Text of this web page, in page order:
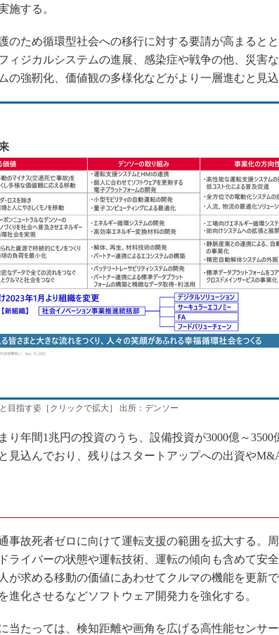
インダストリー4.0
イノベーション
製造業ビッグデータ
メイドインジャパン
海外生産
グローバル設計・開発
制御セキュリティ
新型コロナへの対応
施する。
のため循環型社会への移行に対する要請が高まると
ィジカルシステムの進展、感染症や戦争の他、災害
の強靭化、価値観の多様化などがより一層進むと見込
目指す姿［クリックで拡大］ 出所：デンソー
り年間1兆円の投資のうち、設備投資が3000億～3500
見込んでおり、残りはスタートアップへの出資や
事故死者ゼロに向けて運転支援の範囲を拡大する。
ライバーの状態や運転技術、運転の傾向も含めて安
が求める移動の価値にあわせてクルマの機能を更新で
進化させるなどソフトウェア開発力を強化する。
当たっては、検知距離や画角を広げる高性能センサ